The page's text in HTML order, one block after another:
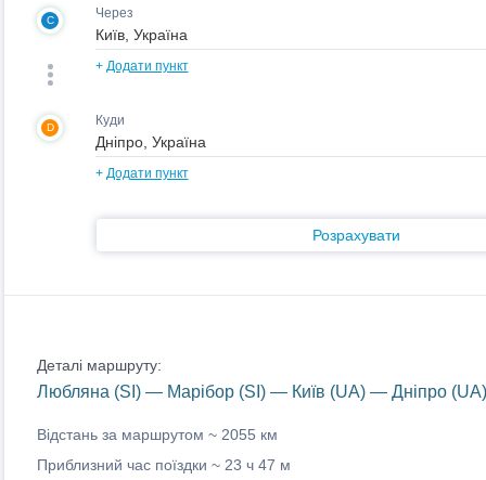
C Через
+ Додати пункт
D Куди
+ Додати пункт
Розрахувати
Деталі маршруту:
Любляна (SI) — Марібор (SI) — Київ (UA) — Дніпро (UA)
Відстань за маршрутом ~ 2055 км
Приблизний час поїздки ~ 23 ч 47 м